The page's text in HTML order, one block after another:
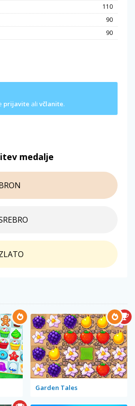
110
90
90
prijavite ali včlanite.
medalje
Garden Tales